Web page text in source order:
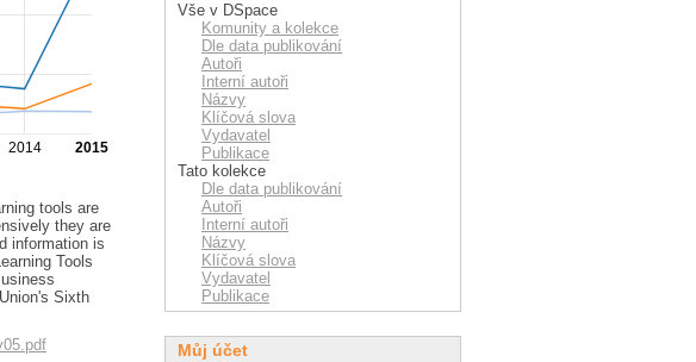
2014 2015
tools are
they are
information is
Tools
Sixth
Vše v DSpace
Komunity a kolekce
Dle data publikování
Autoři
Interní autoři
Názvy
Klíčová slova
Vydavatel
Publikace
Tato kolekce
Dle data publikování
Autoři
Interní autoři
Názvy
Klíčová slova
Vydavatel
Publikace
Můj účet